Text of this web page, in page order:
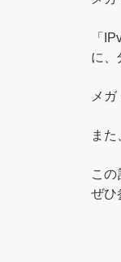
「
に、
メ
ま
こ
ぜひ